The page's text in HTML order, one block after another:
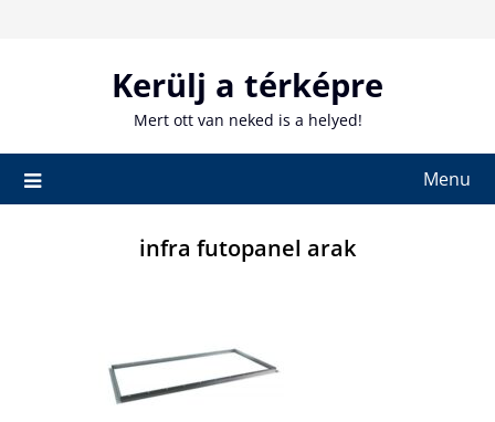
Kerülj a térképre
Mert ott van neked is a helyed!
Menu
infra futopanel arak